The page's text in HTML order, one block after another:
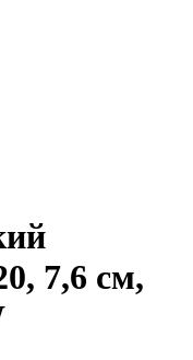
7,6 см,